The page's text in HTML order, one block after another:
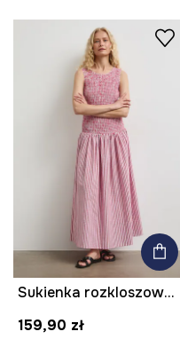
Sukienka rozkloszowana bawełniana w paski
159,90 zł